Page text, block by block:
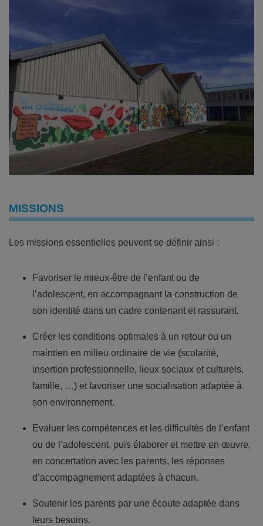
MISSIONS
Les missions essentielles peuvent se définir ainsi :
Favoriser le mieux-être de l’enfant ou de
l’adolescent, en accompagnant la construction de
son identité dans un cadre contenant et rassurant.
Créer les conditions optimales à un retour ou un
maintien en milieu ordinaire de vie (scolarité,
insertion professionnelle, lieux sociaux et culturels,
famille, …) et favoriser une socialisation adaptée à
son environnement.
Evaluer les compétences et les difficultés de l’enfant
ou de l’adolescent, puis élaborer et mettre en œuvre,
en concertation avec les parents, les réponses
d’accompagnement adaptées à chacun.
Soutenir les parents par une écoute adaptée dans
leurs besoins.